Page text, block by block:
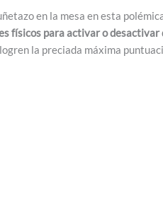
en la mesa en esta
físicos para activar o
la preciada máxima